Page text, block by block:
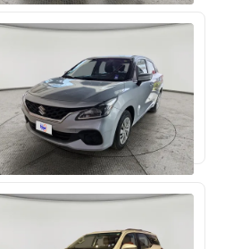
مستعملة 69,181 كم